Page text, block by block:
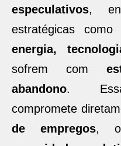
especulativos,
estratégicas como
energia,
sofrem com
abandono.
compromete
de empregos, o